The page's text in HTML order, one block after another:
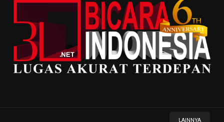
LAINNYA